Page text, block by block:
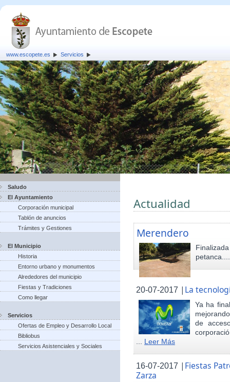
www.escopete.es Servicios
Saludo
El Ayuntamiento
Corporación municipal
Tablón de anuncios
Trámites y Gestiones
El Municipio
Historia
Entorno urbano y monumentos
Alrededores del municipio
Fiestas y Tradiciones
Como llegar
Servicios
Ofertas de Empleo y Desarrollo Local
Bibliobus
Servicios Asistenciales y Sociales
Actualidad
Merendero
20-07-2017 | La
Ya ha
de
Leer Más
16-07-2017 | Fiestas
Zarza